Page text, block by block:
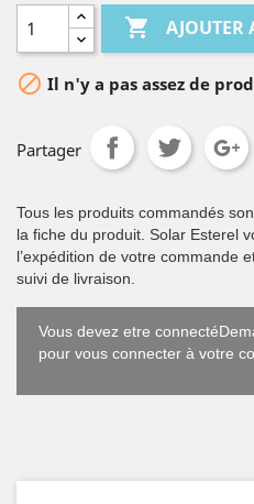
 AJOUTER
 Il n'y a pas assez de
Partager
Tous les produits commandés
la fiche du produit. Solar Esterel
l’expédition de votre commande
suivi de livraison.
Vous devez etre
pour vous connecter à votre